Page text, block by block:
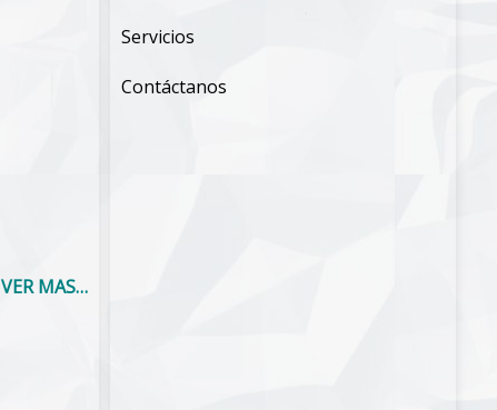
VER MAS…
Servicios
Contáctanos